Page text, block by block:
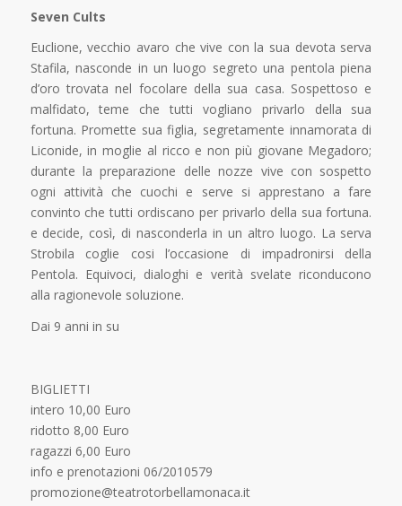
Seven Cults
Euclione, vecchio avaro che vive con la sua devota serva
Stafila, nasconde in un luogo segreto una pentola piena
d’oro trovata nel focolare della sua casa. Sospettoso e
malfidato, teme che tutti vogliano privarlo della sua
fortuna. Promette sua figlia, segretamente innamorata di
Liconide, in moglie al ricco e non più giovane Megadoro;
durante la preparazione delle nozze vive con sospetto
ogni attività che cuochi e serve si apprestano a fare
convinto che tutti ordiscano per privarlo della sua fortuna.
e decide, così, di nasconderla in un altro luogo. La serva
Strobila coglie cosi l’occasione di impadronirsi della
Pentola. Equivoci, dialoghi e verità svelate riconducono
alla ragionevole soluzione.
Dai 9 anni in su
BIGLIETTI
intero 10,00 Euro
ridotto 8,00 Euro
ragazzi 6,00 Euro
info e prenotazioni 06/2010579
promozione@teatrotorbellamonaca.it